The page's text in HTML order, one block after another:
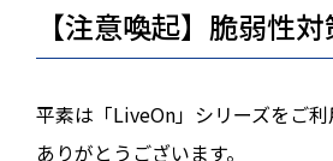
【注意喚起】脆弱性
平素は「LiveOn」シリーズをご
ありがとうございます。